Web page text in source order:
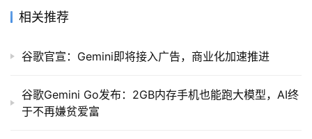
相关推荐
谷歌官宣：Gemini即将接入广告，商业化加速推进
谷歌Gemini Go发布：2GB内存手机也能跑大模型，AI终
于不再嫌贫爱富